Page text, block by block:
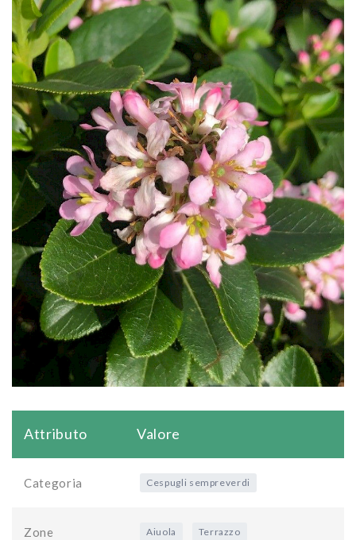
Attributo Valore
Categoria Cespugli sempreverdi
Zone Aiuola Terrazzo